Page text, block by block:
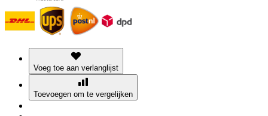
Voeg toe aan verlanglijst
Toevoegen om te vergelijken